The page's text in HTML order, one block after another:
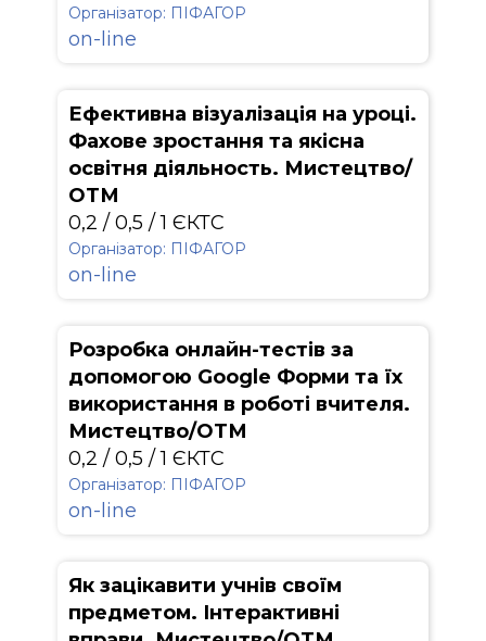
Організатор: ПІФАГОР
on-line
Ефективна візуалізація на уроці.
Фахове зростання та якісна
освітня діяльность. Мистецтво/
ОТМ
0,2 / 0,5 / 1 ЄКТС
Організатор: ПІФАГОР
on-line
Розробка онлайн-тестів за
допомогою Google Форми та їх
використання в роботі вчителя.
Мистецтво/ОТМ
0,2 / 0,5 / 1 ЄКТС
Організатор: ПІФАГОР
on-line
Як зацікавити учнів своїм
предметом. Інтерактивні